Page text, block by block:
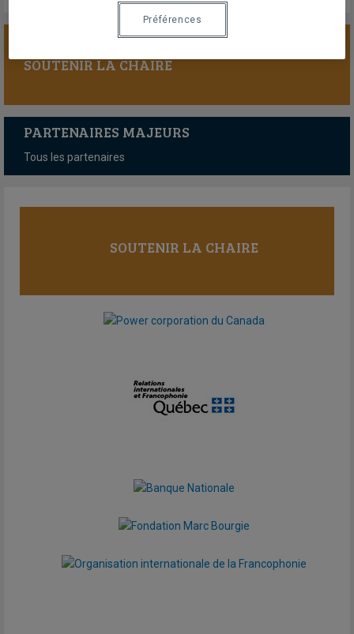
SOUTENIR LA CHAIRE
PARTENAIRES MAJEURS
Tous les partenaires
SOUTENIR LA CHAIRE
Préférences